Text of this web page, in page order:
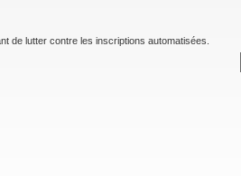
de lutter contre les inscriptions automatisées.